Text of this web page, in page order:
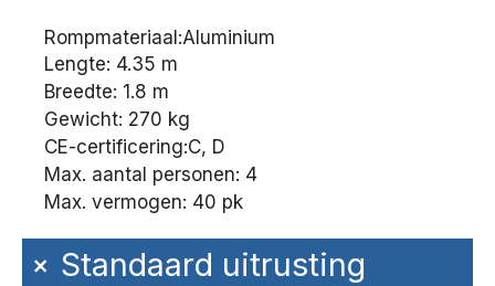
Rompmateriaal:Aluminium
Lengte: 4.35 m
Breedte: 1.8 m
Gewicht: 270 kg
CE-certificering:C, D
Max. aantal personen: 4
Max. vermogen: 40 pk
+Standaard uitrusting